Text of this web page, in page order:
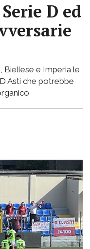
D ed
Biellese e Imperia le
Asti che potrebbe